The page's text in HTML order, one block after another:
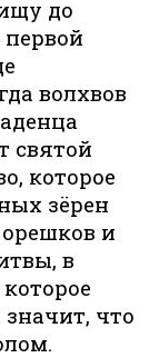
до
волхвов
святой
которое
зёрен
и
в
что